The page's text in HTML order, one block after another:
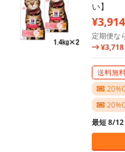
い】
¥3,914
定期便な
¥3,718
送料無
最短 8/12